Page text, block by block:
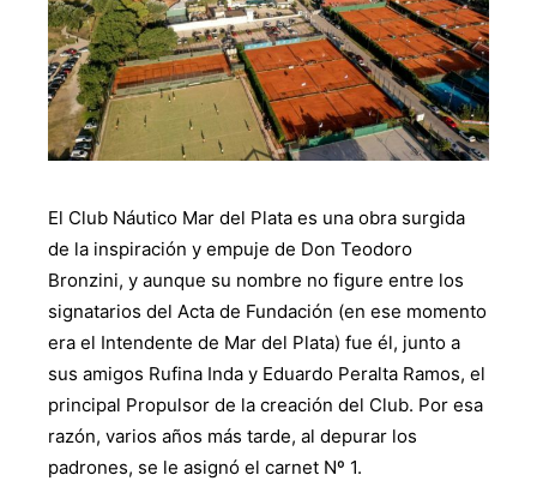
El Club Náutico Mar del Plata es una obra surgida
de la inspiración y empuje de Don Teodoro
Bronzini, y aunque su nombre no figure entre los
signatarios del Acta de Fundación (en ese momento
era el Intendente de Mar del Plata) fue él, junto a
sus amigos Rufina Inda y Eduardo Peralta Ramos, el
principal Propulsor de la creación del Club. Por esa
razón, varios años más tarde, al depurar los
padrones, se le asignó el carnet Nº 1.